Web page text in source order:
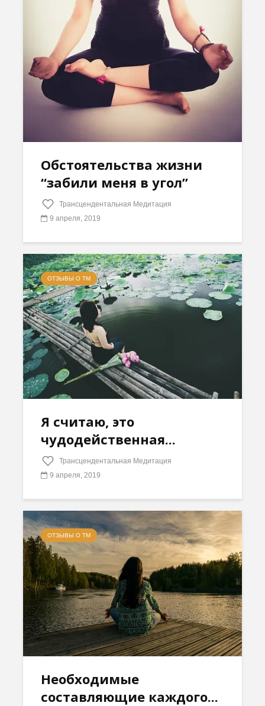
Обстоятельства жизни
“забили меня в угол”
Трансцендентальная Медитация
9 апреля, 2019
ОТЗЫВЫ О ТМ
Я считаю, это
чудодейственная...
Трансцендентальная Медитация
9 апреля, 2019
ОТЗЫВЫ О ТМ
Необходимые
составляющие каждого...